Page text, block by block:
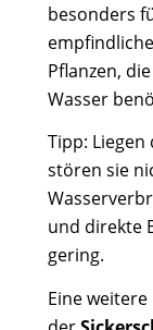
besonders
Pflanzen,
Wasser
Tipp: Liegen
stören sie
und direkte
gering.
Eine